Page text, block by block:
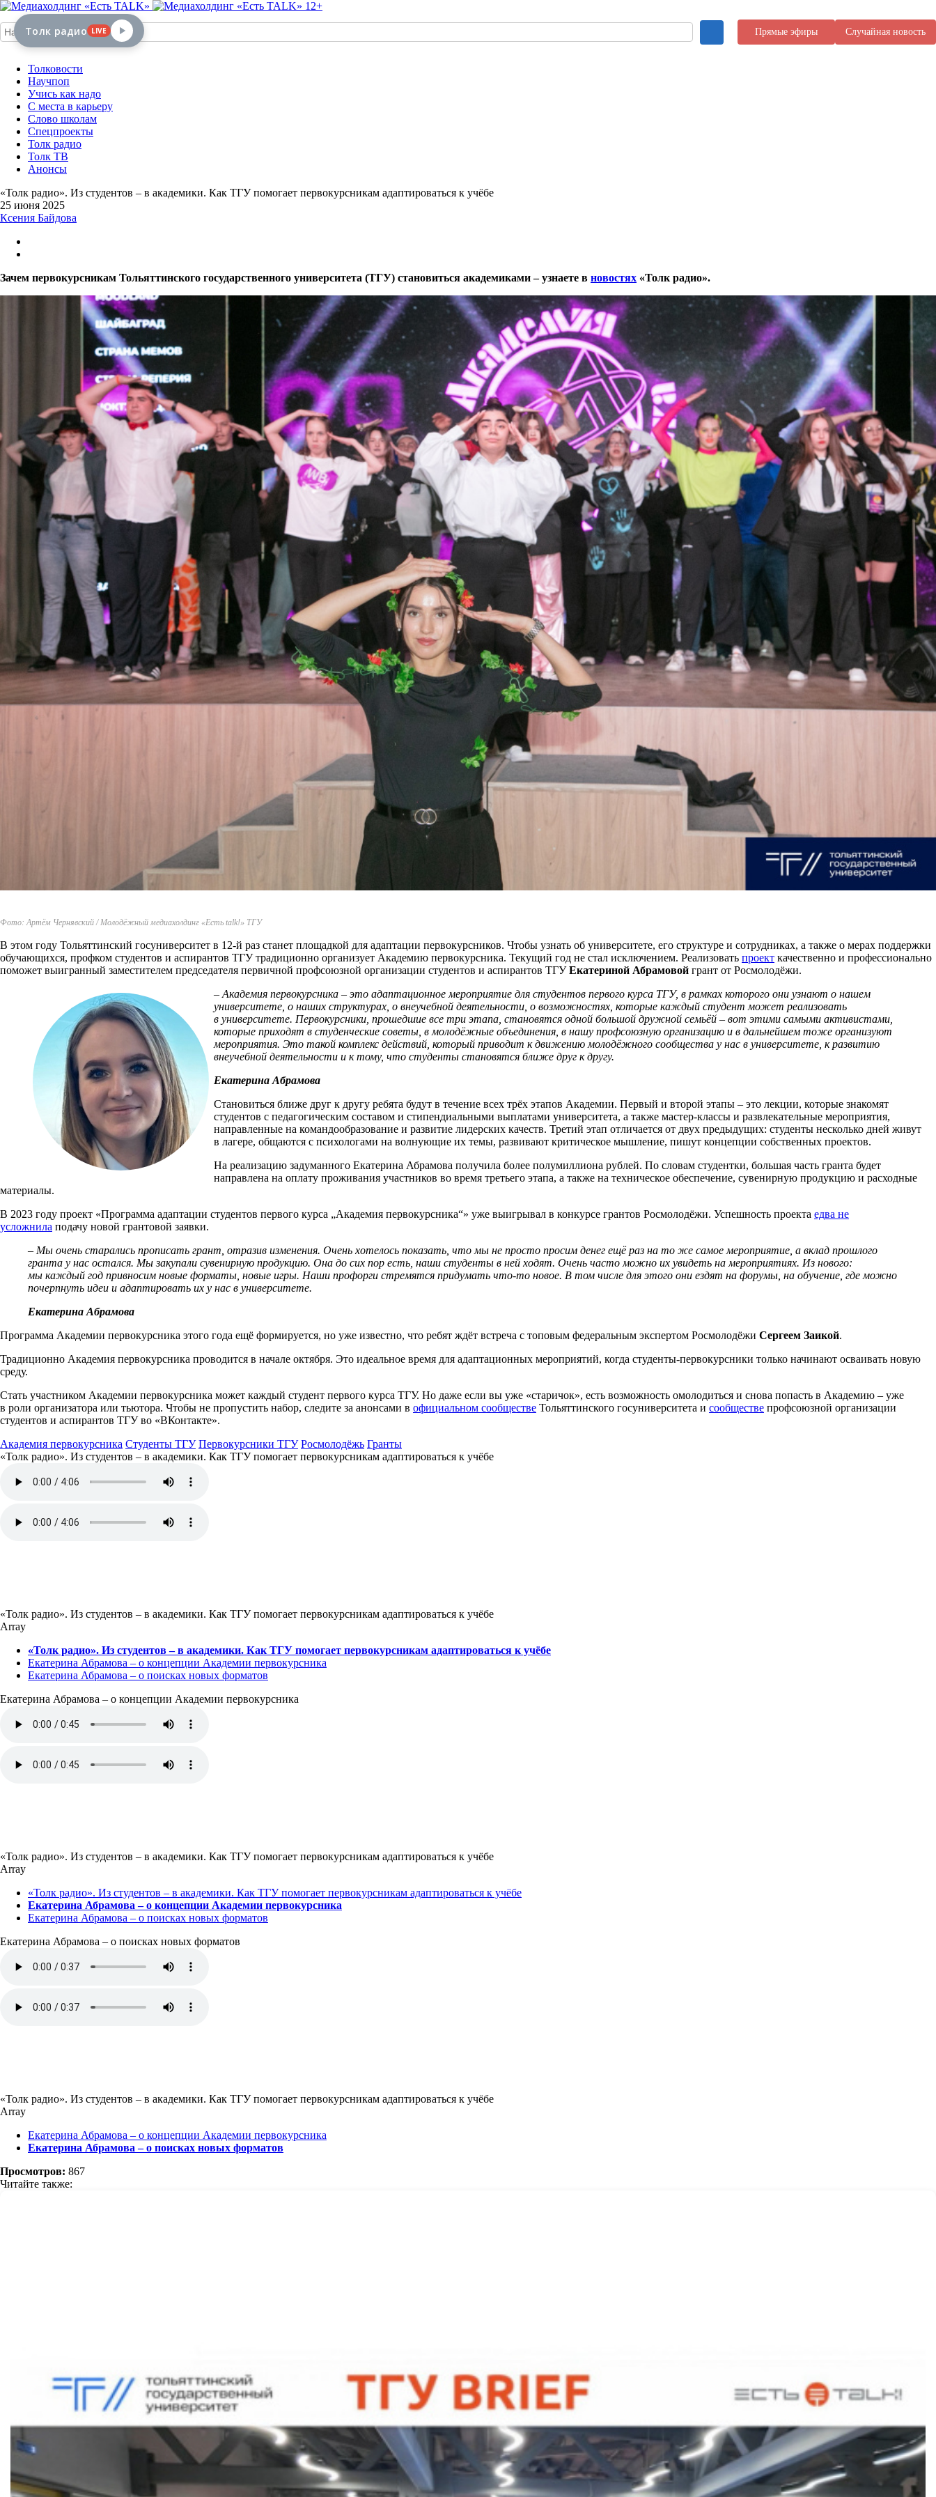
12+
Прямые эфиры Случайная новость
Толковости
Научпоп
Учись как надо
С места в карьеру
Слово школам
Спецпроекты
Толк радио
Толк ТВ
Анонсы
«Толк радио». Из студентов – в академики. Как ТГУ помогает первокурсникам адаптироваться к учёбе
25 июня 2025
Ксения Байдова
Зачем первокурсникам Тольяттинского государственного университета (ТГУ) становиться академиками – узнаете в новостях «Толк радио».
Фото: Артём Чернявский / Молодёжный медиахолдинг «Есть talk!» ТГУ
В этом году Тольяттинский госуниверситет в 12-й раз станет площадкой для адаптации первокурсников. Чтобы узнать об университете, его структуре и сотрудниках, а также о мерах поддержки
обучающихся, профком студентов и аспирантов ТГУ традиционно организует Академию первокурсника. Текущий год не стал исключением. Реализовать проект качественно и профессионально
поможет выигранный заместителем председателя первичной профсоюзной организации студентов и аспирантов ТГУЕкатериной Абрамовой грант от Росмолодёжи.
– Академия первокурсника – это адаптационное мероприятие для студентов первого курса ТГУ, в рамках которого они узнают о нашем
университете, о наших структурах, о внеучебной деятельности, о возможностях, которые каждый студент может реализовать
в университете. Первокурсники, прошедшие все три этапа, становятся одной большой дружной семьёй – вот этими самыми активистами,
которые приходят в студенческие советы, в молодёжные объединения, в нашу профсоюзную организацию и в дальнейшем тоже организуют
мероприятия. Это такой комплекс действий, который приводит к движению молодёжного сообщества у нас в университете, к развитию
внеучебной деятельности и к тому, что студенты становятся ближе друг к другу.
Екатерина Абрамова
Становиться ближе друг к другу ребята будут в течение всех трёх этапов Академии. Первый и второй этапы – это лекции, которые знакомят
студентов с педагогическим составом и стипендиальными выплатами университета, а также мастер-классы и развлекательные мероприятия,
направленные на командообразование и развитие лидерских качеств. Третий этап отличается от двух предыдущих: студенты несколько дней живут
в лагере, общаются с психологами на волнующие их темы, развивают критическое мышление, пишут концепции собственных проектов.
На реализацию задуманного Екатерина Абрамова получила более полумиллиона рублей. По словам студентки, большая часть гранта будет
направлена на оплату проживания участников во время третьего этапа, а также на техническое обеспечение, сувенирную продукцию и расходные
материалы.
В 2023 году проект «Программа адаптации студентов первого курса „Академия первокурсника“» уже выигрывал в конкурсе грантов Росмолодёжи. Успешность проекта едва не
усложнила подачу новой грантовой заявки.
– Мы очень старались прописать грант, отразив изменения. Очень хотелось показать, что мы не просто просим денег ещё раз на то же самое мероприятие, а вклад прошлого
гранта у нас остался. Мы закупали сувенирную продукцию. Она до сих пор есть, наши студенты в ней ходят. Очень часто можно их увидеть на мероприятиях. Из нового:
мы каждый год привносим новые форматы, новые игры. Наши профорги стремятся придумать что-то новое. В том числе для этого они ездят на форумы, на обучение, где можно
почерпнуть идеи и адаптировать их у нас в университете.
Екатерина Абрамова
Программа Академии первокурсника этого года ещё формируется, но уже известно, что ребят ждёт встреча с топовым федеральным экспертом Росмолодёжи Сергеем Заикой.
Традиционно Академия первокурсника проводится в начале октября. Это идеальное время для адаптационных мероприятий, когда студенты-первокурсники только начинают осваивать новую
среду.
Стать участником Академии первокурсника может каждый студент первого курса ТГУ. Но даже если вы уже «старичок», есть возможность омолодиться и снова попасть в Академию – уже
в роли организатора или тьютора. Чтобы не пропустить набор, следите за анонсами в официальном сообществе Тольяттинского госуниверситета и сообществе профсоюзной организации
студентов и аспирантов ТГУ во «ВКонтакте».
Академия первокурсника Студенты ТГУ Первокурсники ТГУ Росмолодёжь Гранты
«Толк радио». Из студентов – в академики. Как ТГУ помогает первокурсникам адаптироваться к учёбе
«Толк радио». Из студентов – в академики. Как ТГУ помогает первокурсникам адаптироваться к учёбе
Array
«Толк радио». Из студентов – в академики. Как ТГУ помогает первокурсникам адаптироваться к учёбе
Екатерина Абрамова – о концепции Академии первокурсника
Екатерина Абрамова – о поисках новых форматов
Екатерина Абрамова – о концепции Академии первокурсника
«Толк радио». Из студентов – в академики. Как ТГУ помогает первокурсникам адаптироваться к учёбе
Array
«Толк радио». Из студентов – в академики. Как ТГУ помогает первокурсникам адаптироваться к учёбе
Екатерина Абрамова – о концепции Академии первокурсника
Екатерина Абрамова – о поисках новых форматов
Екатерина Абрамова – о поисках новых форматов
«Толк радио». Из студентов – в академики. Как ТГУ помогает первокурсникам адаптироваться к учёбе
Array
Екатерина Абрамова – о концепции Академии первокурсника
Екатерина Абрамова – о поисках новых форматов
Просмотров: 867
Читайте также:
Толк радио LIVE